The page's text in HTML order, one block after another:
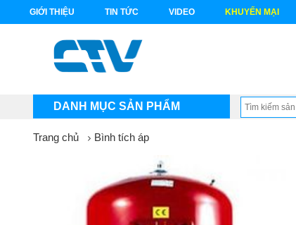
GIỚI THIỆU TIN TỨC VIDEO KHUYẾN MẠI
DANH MỤC SẢN PHẨM
Trang chủ Bình tích áp